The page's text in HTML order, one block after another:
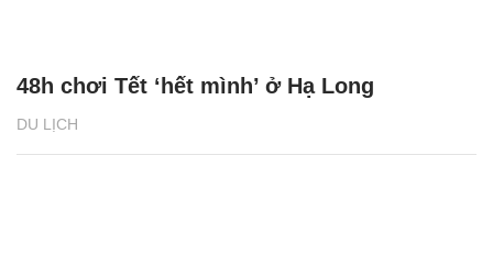
DU LỊCH
48h chơi Tết ‘hết mình’ ở Hạ Long